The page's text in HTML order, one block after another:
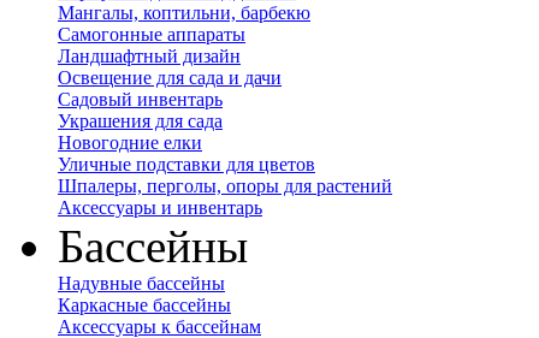
Мангалы, коптильни, барбекю
Самогонные аппараты
Ландшафтный дизайн
Освещение для сада и дачи
Садовый инвентарь
Украшения для сада
Новогодние елки
Уличные подставки для цветов
Шпалеры, перголы, опоры для растений
Аксессуары и инвентарь
Бассейны
Надувные бассейны
Каркасные бассейны
Аксессуары к бассейнам